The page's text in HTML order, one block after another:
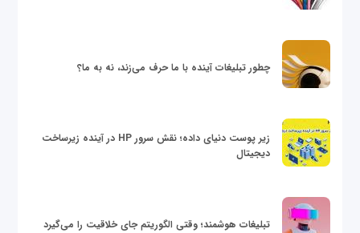
چطور تبلیغات آینده با ما حرف می‌زند، نه به ما؟
زیر پوست دنیای داده؛ نقش سرور HP در آینده زیرساخت
دیجیتال
تبلیغات هوشمند؛ وقتی الگوریتم جای خلاقیت را می‌گیرد